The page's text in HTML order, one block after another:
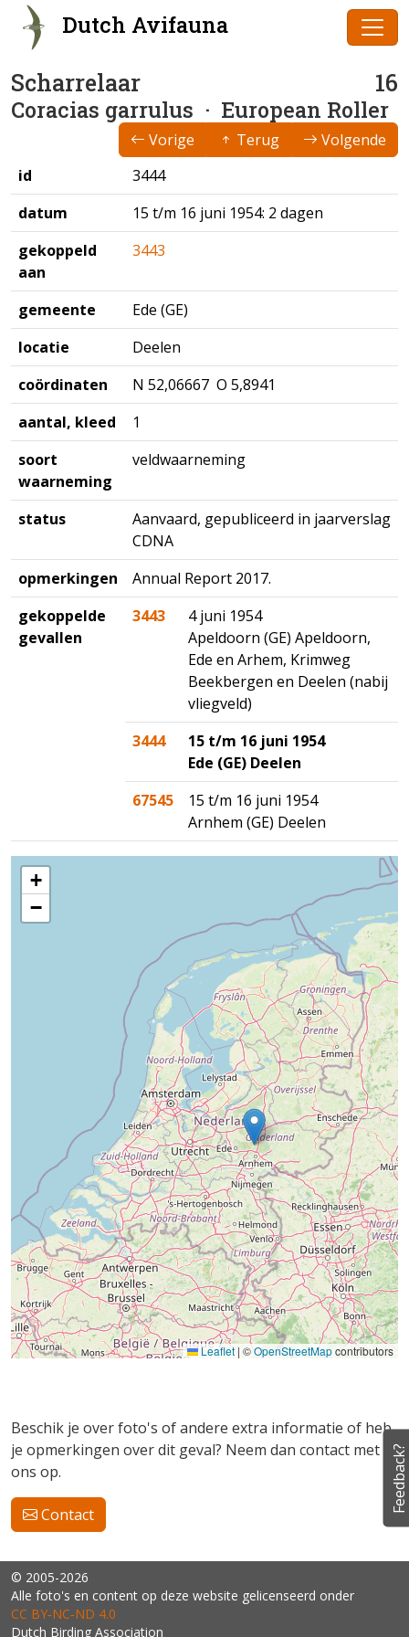
Dutch Avifauna
Scharrelaar 16
Coracias garrulus · European Roller
Vorige Terug
Volgende
id
3444
datum
15 t/m 16 juni 1954: 2 dagen
gekoppeld
aan
3443
gemeente
Ede (GE)
locatie
Deelen
coördinaten
N 52,06667 O 5,8941
aantal, kleed
1
soort
waarneming
veldwaarneming
status
Aanvaard, gepubliceerd in jaarverslag
CDNA
opmerkingen
Annual Report 2017.
gekoppelde
gevallen
3443
4 juni 1954
Apeldoorn (GE) Apeldoorn,
Ede en Arhem, Krimweg
Beekbergen en Deelen (nabij
vliegveld)
3444
15 t/m 16 juni 1954
Ede (GE) Deelen
67545
15 t/m 16 juni 1954
Arnhem (GE) Deelen
+
−
Leaflet| ©OpenStreetMapcontributors
Beschik je over foto's of andere extra informatie of heb
je opmerkingen over dit geval? Neem dan contact met
ons op.
Contact
© 2005-2026
Alle foto's en content op deze website gelicenseerd onder
CC BY‑NC‑ND 4.0
Dutch Birding Association
Feedback?